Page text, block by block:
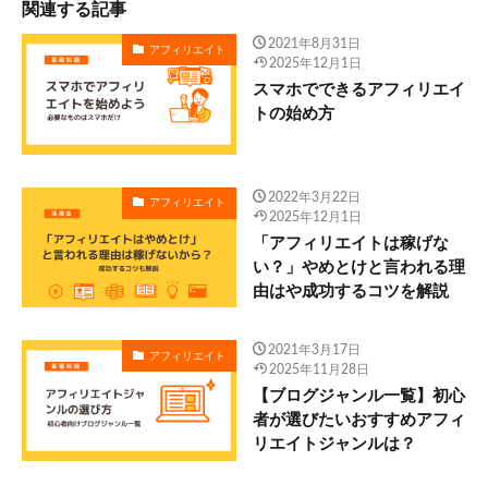
関連する記事
アフィリエイト
2021年8月31日
2025年12月1日
スマホでできるアフィリエイ
トの始め方
アフィリエイト
2022年3月22日
2025年12月1日
「アフィリエイトは稼げな
い？」やめとけと言われる理
由はや成功するコツを解説
アフィリエイト
2021年3月17日
2025年11月28日
【ブログジャンル一覧】初心
者が選びたいおすすめアフィ
リエイトジャンルは？